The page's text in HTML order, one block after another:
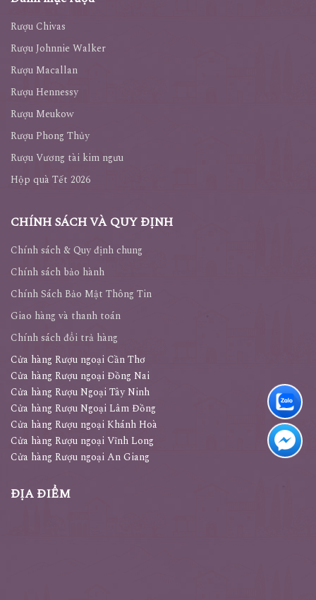
Rượu Chivas
Rượu Johnnie Walker
Rượu Macallan
Rượu Hennessy
Rượu Meukow
Rượu Phong Thủy
Rượu Vương tài kim ngưu
Hộp quà Tết 2026
CHÍNH SÁCH VÀ QUY ĐỊNH
Chính sách & Quy định chung
Chính sách bảo hành
Chính Sách Bảo Mật Thông Tin
Giao hàng và thanh toán
Chính sách đổi trả hàng
Cửa hàng Rượu ngoại Cần Thơ
Cửa hàng Rượu ngoại Đồng Nai
Cửa hàng Rượu Ngoại Tây Ninh
Cửa hàng Rượu Ngoại Lâm Đồng
Cửa hàng Rượu ngoại Khánh Hoà
Cửa hàng Rượu ngoại Vĩnh Long
Cửa hàng Rượu ngoại An Giang
ĐỊA ĐIỂM